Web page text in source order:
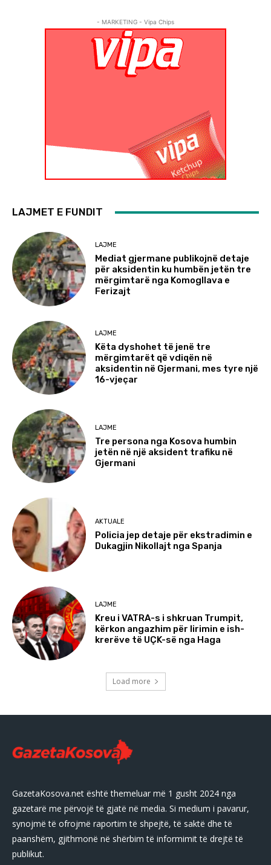
- MARKETING - Vipa Chips
LAJMET E FUNDIT
LAJME
Mediat gjermane publikojnë detaje
për aksidentin ku humbën jetën tre
mërgimtarë nga Komogllava e
Ferizajt
LAJME
Këta dyshohet të jenë tre
mërgimtarët që vdiqën në
aksidentin në Gjermani, mes tyre një
16-vjeçar
LAJME
Tre persona nga Kosova humbin
jetën në një aksident trafiku në
Gjermani
AKTUALE
Policia jep detaje për ekstradimin e
Dukagjin Nikollajt nga Spanja
LAJME
Kreu i VATRA-s i shkruan Trumpit,
kërkon angazhim për lirimin e ish-
krerëve të UÇK-së nga Haga
Load more
GazetaKosova.net është themeluar më 1 gusht 2024 nga
gazetarë me përvojë të gjatë në media. Si medium i pavarur,
synojmë të ofrojmë raportim të shpejtë, të saktë dhe të
paanshëm, gjithmonë në shërbim të informimit të drejtë të
publikut.